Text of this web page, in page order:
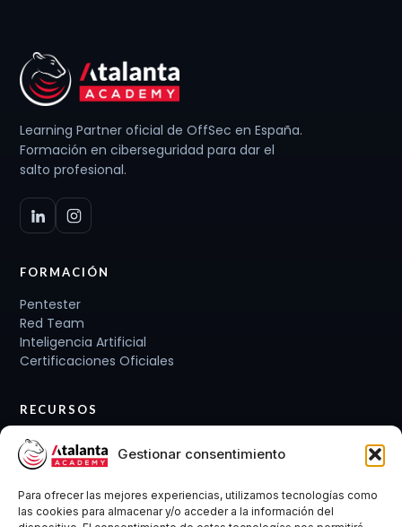
Gestionar consentimiento
Para ofrecer las mejores experiencias, utilizamos tecnologías como
las cookies para almacenar y/o acceder a la información del
Learning Partner oficial de OffSec en España.
Formación en ciberseguridad para dar el
salto profesional.
FORMACIÓN
Pentester
Red Team
Inteligencia Artificial
Certificaciones Oficiales
RECURSOS
Planes de carrera
Cursos y Packs
Conócenos